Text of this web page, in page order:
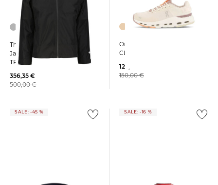
The North Face | Herren
Jacke MOUNTAIN LIGHT
TRICLIMATE GTX
356,35 €
500,00 €
On | Damen Sneaker
CLOUDNOVA FORM 2
122,55 €
150,00 €
SALE: -45 % SALE: -16 %